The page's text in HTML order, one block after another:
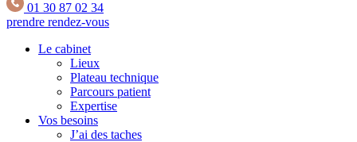
01 30 87 02 34
prendre rendez-vous
Le cabinet
Lieux
Plateau technique
Parcours patient
Expertise
Vos besoins
J’ai des taches